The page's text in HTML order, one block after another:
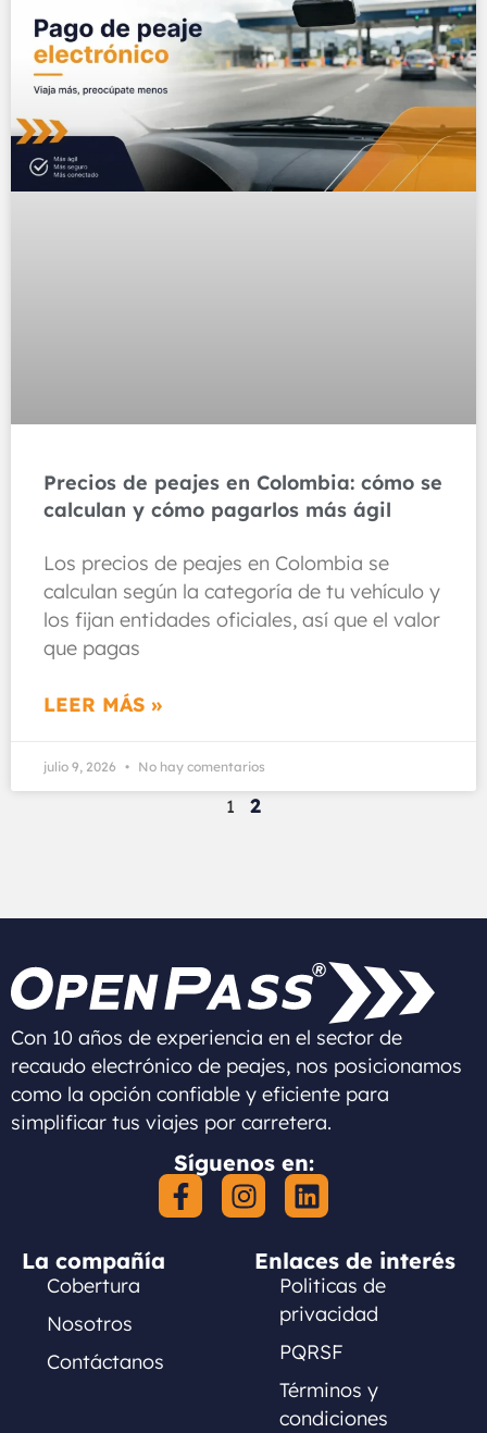
Precios de peajes en Colombia: cómo se
calculan y cómo pagarlos más ágil
Los precios de peajes en Colombia se
calculan según la categoría de tu vehículo y
los fijan entidades oficiales, así que el valor
que pagas
LEER MÁS »
julio 9, 2026 No hay comentarios
1 2
Con 10 años de experiencia en el sector de
recaudo electrónico de peajes, nos posicionamos
como la opción confiable y eficiente para
simplificar tus viajes por carretera.
Síguenos en:
La compañía
Cobertura
Nosotros
Contáctanos
Enlaces de interés
Politicas de
privacidad
PQRSF
Términos y
condiciones